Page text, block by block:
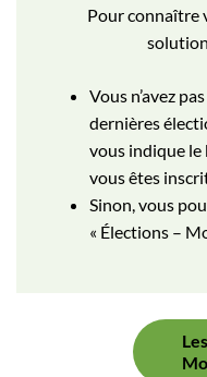
Pour connaître
Vous n’avez
dernières
vous indique le
vous êtes
Sinon, vous
« Élections –